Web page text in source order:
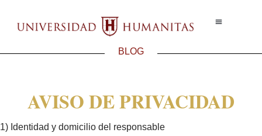
BLOG
AVISO DE PRIVACIDAD
1) Identidad y domicilio del responsable